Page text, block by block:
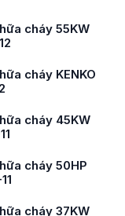
cháy 55KW
cháy KENKO
cháy 45KW
cháy 50HP
cháy 37KW